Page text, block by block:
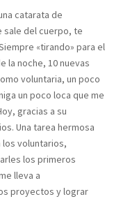
catarata de
sale del cuerpo, te
«tirando» para el
la noche, 10 nuevas
voluntaria, un poco
un poco loca que me
gracias a su
Una tarea hermosa
voluntarios,
los primeros
lleva a
proyectos y lograr